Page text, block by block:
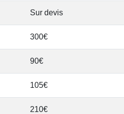
Sur devis
300€
90€
105€
210€